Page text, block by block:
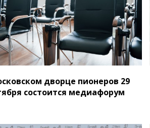
дворце пионеров 29
состоится медиафорум